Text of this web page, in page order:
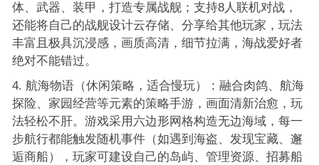
体、武器、装甲，打造专属战舰；支持8人联机对战，
还能将自己的战舰设计云存储、分享给其他玩家，玩法
丰富且极具沉浸感，画质高清，细节拉满，海战爱好者
绝对不能错过。
航海物语（休闲策略，适合慢玩）：融合肉鸽、航海
探险、家园经营等元素的策略手游，画面清新治愈，玩
法轻松不肝。游戏采用六边形网格构造无边海域，每一
步航行都能触发随机事件（如遇到海盗、发现宝藏、邂
逅商船），玩家可建设自己的岛屿、管理资源、招募船